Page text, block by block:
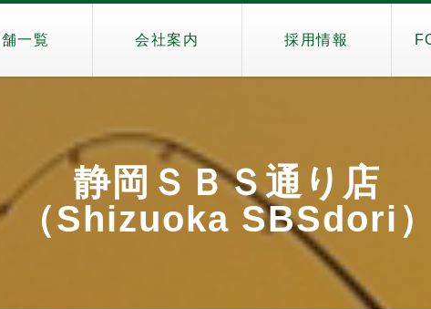
一覧 会社案内 採用情報
静岡ＳＢＳ通り店
（Shizuoka SBSdori